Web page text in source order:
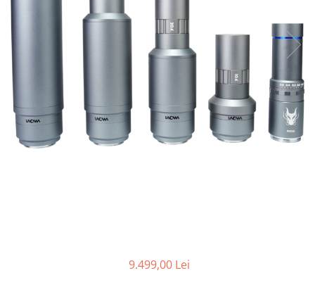
Teleconvertoare
Adaptoare montura / baioneta
Capace obiectiv si camera
Inele Macro
Filtre foto
Filtre Filet
Filtre tip Cokin
9.499,00 Lei